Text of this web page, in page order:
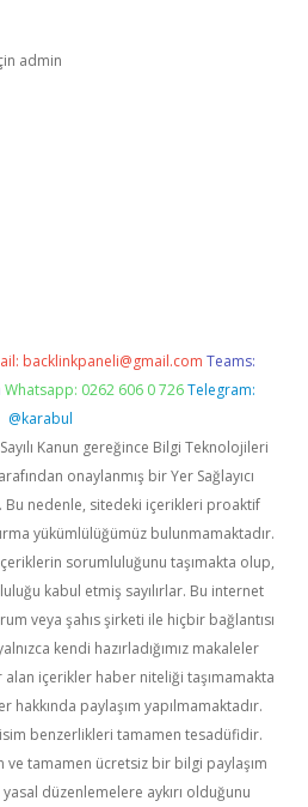
admin
backlinkpaneli@gmail.com Teams:
Whatsapp: 0262 606 0 726 Telegram:
@karabul
Kanun gereğince Bilgi Teknolojileri
onaylanmış bir Yer Sağlayıcı
nedenle, sitedeki içerikleri proaktif
yükümlülüğümüz bulunmamaktadır.
sorumluluğunu taşımakta olup,
kabul etmiş sayılırlar. Bu internet
veya şahıs şirketi ile hiçbir bağlantısı
kendi hazırladığımız makaleler
alan içerikler haber niteliği taşımamakta
hakkında paylaşım yapılmamaktadır.
benzerlikleri tamamen tesadüfidir.
ve tamamen ücretsiz bir bilgi paylaşım
düzenlemelere aykırı olduğunu